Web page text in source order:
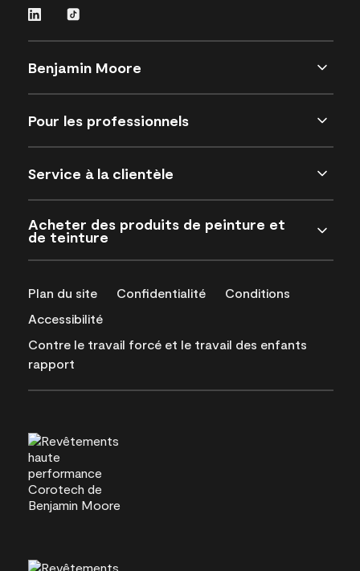
Benjamin Moore
Pour les professionnels
Service à la clientèle
Acheter des produits de peinture et
de teinture
Plan du site Confidentialité
Conditions
Accessibilité
Contre le travail forcé et le travail des enfants
rapport